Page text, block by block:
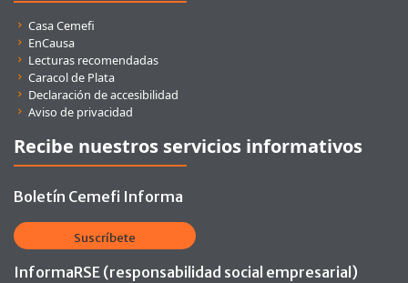
Casa Cemefi
EnCausa
Lecturas recomendadas
Caracol de Plata
Declaración de accesibilidad
Aviso de privacidad
Recibe nuestros servicios informativos
Boletín Cemefi Informa
Suscríbete
InformaRSE (responsabilidad social empresarial)